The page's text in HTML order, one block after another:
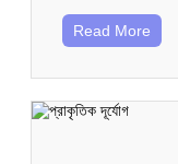
Read More